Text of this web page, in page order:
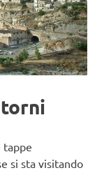
tappe
si sta visitando